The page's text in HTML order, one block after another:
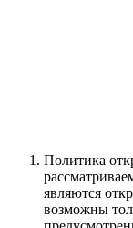
Политика
являются
возможны